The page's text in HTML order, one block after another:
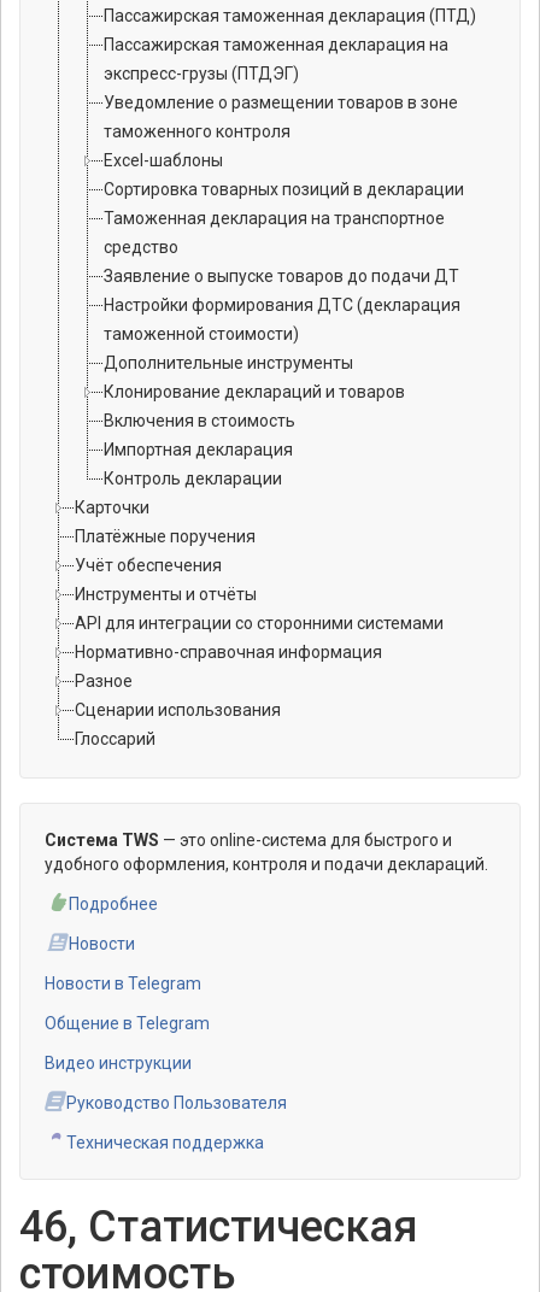
Пассажирская таможенная декларация (ПТД)
Пассажирская таможенная декларация на
экспресс-грузы (ПТДЭГ)
Уведомление о размещении товаров в зоне
таможенного контроля
Excel-шаблоны
Сортировка товарных позиций в декларации
Таможенная декларация на транспортное
средство
Заявление о выпуске товаров до подачи ДТ
Настройки формирования ДТС (декларация
таможенной стоимости)
Дополнительные инструменты
Клонирование деклараций и товаров
Включения в стоимость
Импортная декларация
Контроль декларации
Карточки
Платёжные поручения
Учёт обеспечения
Инструменты и отчёты
API для интеграции со сторонними системами
Нормативно-справочная информация
Разное
Сценарии использования
Глоссарий
Система TWS — это online-система для быстрого и
удобного оформления, контроля и подачи деклараций.
Подробнее
Новости
Новости в Telegram
Общение в Telegram
Видео инструкции
Руководство Пользователя
Техническая поддержка
46, Статистическая
стоимость